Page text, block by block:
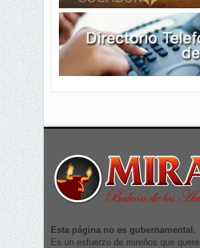
Esta página no es gubernamental.
Es un esfuerzo de mireños que